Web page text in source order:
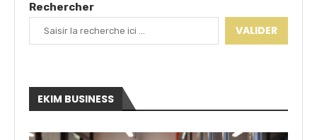
Rechercher
VALIDER
EKIM BUSINESS